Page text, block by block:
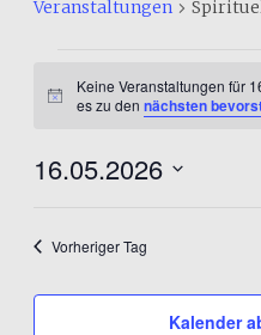
Veranstaltungen
für
Mai
2026
Hinweis
Keine Veranstaltungen für
es zu dennächsten
16.05.2026
Vorheriger Tag
Kalender